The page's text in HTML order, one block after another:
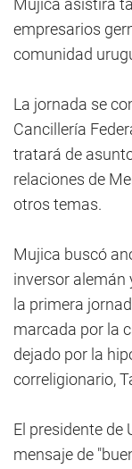
Mujica asistirá
empresarios
comunidad
La jornada se
Cancillería
tratará de
relaciones de
otros temas.
Mujica buscó
inversor alemán
la primera
marcada por la
dejado por la
correligionario,
El presidente de
mensaje de